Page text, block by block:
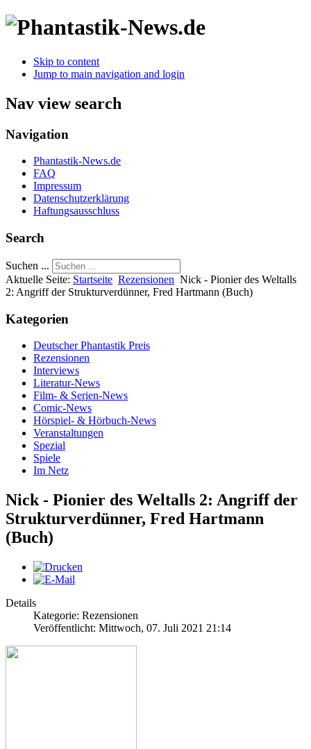
Skip to content
Jump to main navigation and login
Nav view search
Navigation
Phantastik-News.de
FAQ
Impressum
Datenschutzerklärung
Haftungsausschluss
Search
Suchen ...
Aktuelle Seite: Startseite Rezensionen Nick - Pionier des Weltalls
2: Angriff der Strukturverdünner, Fred Hartmann (Buch)
Kategorien
Deutscher Phantastik Preis
Rezensionen
Interviews
Literatur-News
Film- & Serien-News
Comic-News
Hörspiel- & Hörbuch-News
Veranstaltungen
Spezial
Spiele
Im Netz
Nick - Pionier des Weltalls 2: Angriff der
Strukturverdünner, Fred Hartmann
(Buch)
Details
Kategorie: Rezensionen
Veröffentlicht: Mittwoch, 07. Juli 2021 21:14